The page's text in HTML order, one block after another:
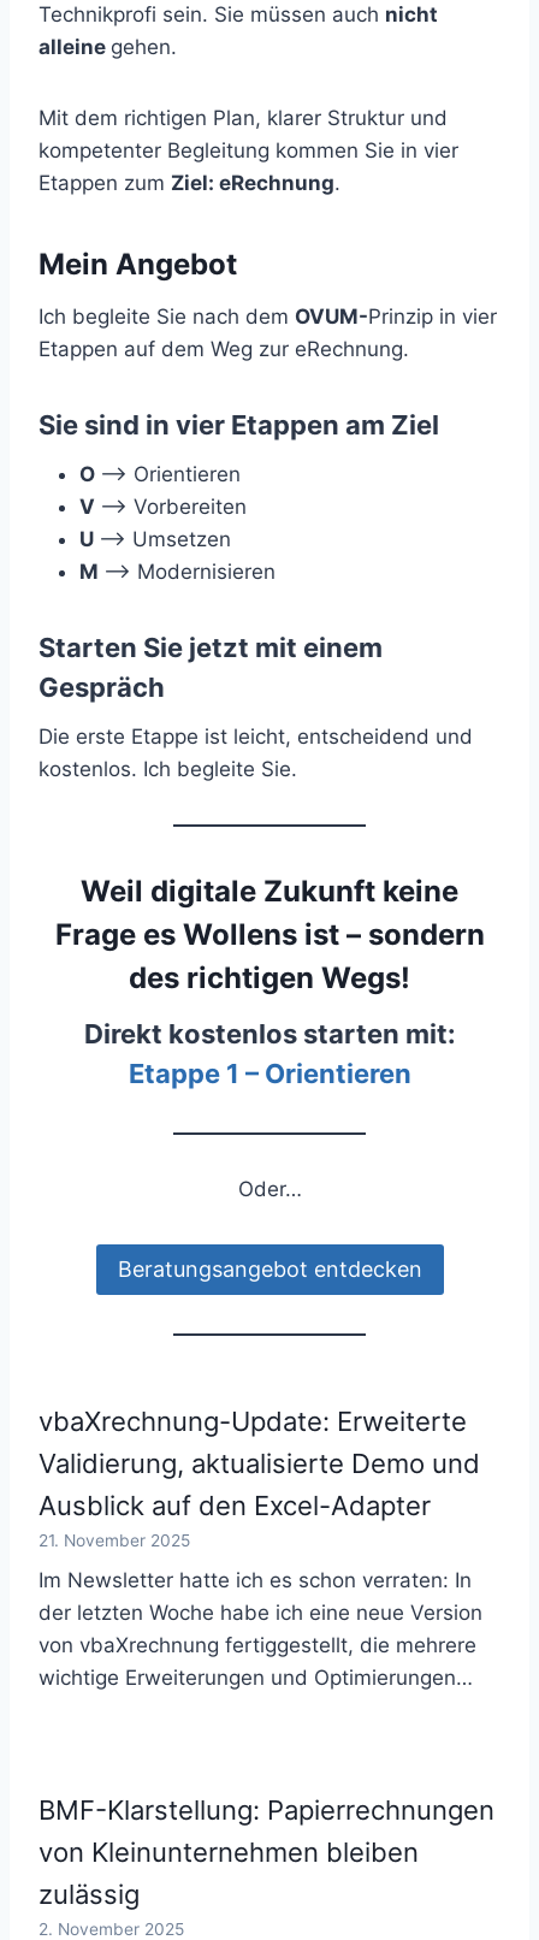
Technikprofi sein. Sie müssen auch nicht
alleine gehen.
Mit dem richtigen Plan, klarer Struktur und
kompetenter Begleitung kommen Sie in vier
Etappen zum Ziel: eRechnung.
Mein Angebot
Ich begleite Sie nach dem OVUM-Prinzip in vier
Etappen auf dem Weg zur eRechnung.
Sie sind in vier Etappen am Ziel
O –> Orientieren
V –> Vorbereiten
U –> Umsetzen
M –> Modernisieren
Starten Sie jetzt mit einem
Gespräch
Die erste Etappe ist leicht, entscheidend und
kostenlos. Ich begleite Sie.
Weil digitale Zukunft keine
Frage es Wollens ist – sondern
des richtigen Wegs!
Direkt kostenlos starten mit:
Etappe 1 – Orientieren
Oder…
Beratungsangebot entdecken
vbaXrechnung-Update: Erweiterte
Validierung, aktualisierte Demo und
Ausblick auf den Excel-Adapter
21. November 2025
Im Newsletter hatte ich es schon verraten: In
der letzten Woche habe ich eine neue Version
von vbaXrechnung fertiggestellt, die mehrere
wichtige Erweiterungen und Optimierungen…
BMF-Klarstellung: Papierrechnungen
von Kleinunternehmen bleiben
zulässig
2. November 2025